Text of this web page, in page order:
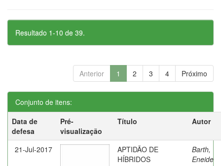
Resultado 1-10 de 39.
Anterior 1 2 3 4 Próximo
Conjunto de itens:
Data de
defesa
Pré-
visualização
Título Autor
21-Jul-2017
APTIDÃO DE
HÍBRIDOS
Barth,
Eneide